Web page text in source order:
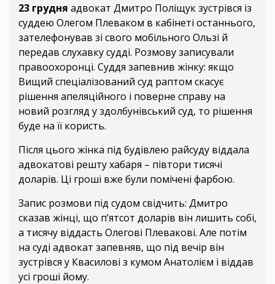
23 грудня адвокат Дмитро Поліщук зустрівся із
суддею Олегом Плеваком в кабінеті останнього,
зателефонував зі свого мобільного Ользі й
передав слухавку судді. Розмову записували
правоохоронці. Суддя запевнив жінку: якщо
Вищий спеціалізований суд раптом скасує
рішення апеляційного і поверне справу на
новий розгляд у здолбунівський суд, то рішення
буде на її користь.
Після цього жінка під будівлею райсуду віддала
адвокатові решту хабаря – півтори тисячі
доларів. Ці гроші вже були помічені фарбою.
Запис розмови під судом свідчить: Дмитро
сказав жінці, що п’ятсот доларів він лишить собі,
а тисячу віддасть Олегові Плевакові. Але потім
на суді адвокат запевняв, що під вечір він
зустрівся у Квасилові з кумом Анатолієм і віддав
усі гроші йому.